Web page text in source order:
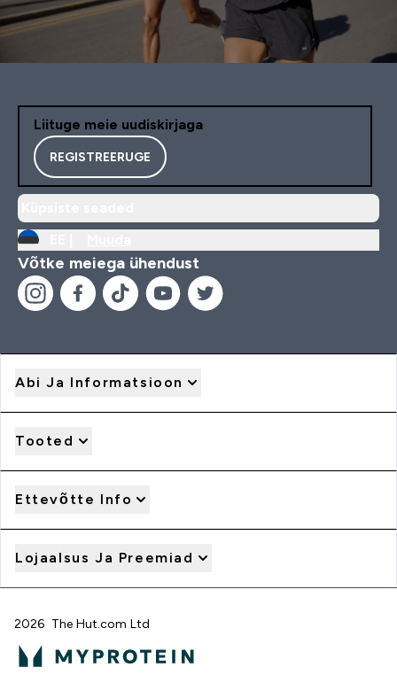
Liituge meie uudiskirjaga
REGISTREERUGE
Võtke meiega ühendust
Abi Ja Informatsioon
Tooted
Ettevõtte Info
Lojaalsus Ja Preemiad
2026 The Hut.com Ltd